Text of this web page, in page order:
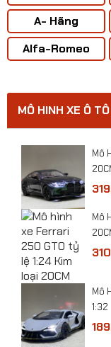
​Mô hình Máy
BOENING
A- Hãng
CONCORD
Alfa-Romeo
MÔ HINH XE Ô
​Mô
​Mô
​Mô
1:32